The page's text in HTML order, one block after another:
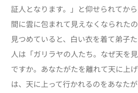
証人となります。」と仰せられてか
間に雲に包まれて見えなくなられた
見つめていると、白い衣を着て弟子
人は「ガリラヤの人たち。なぜ天を
ですか。あなたがたを離れて天に上
は、天に上って行かれるのをあなた